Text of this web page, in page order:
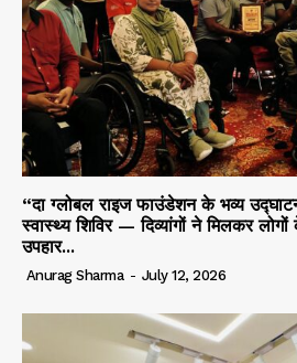
“दा ग्लोबल राइज फाउंडेशन के भव्य
स्वास्थ्य शिविर — दिव्यांगों ने मिलकर
उपहार...
Anurag Sharma - July 12, 2026